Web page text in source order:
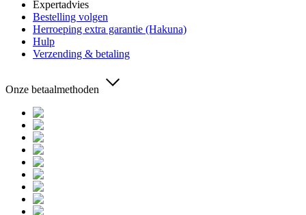
Expertadvies
Bestelling volgen
Herroeping extra garantie (Hakuna)
Hulp
Verzending & betaling
Onze betaalmethoden